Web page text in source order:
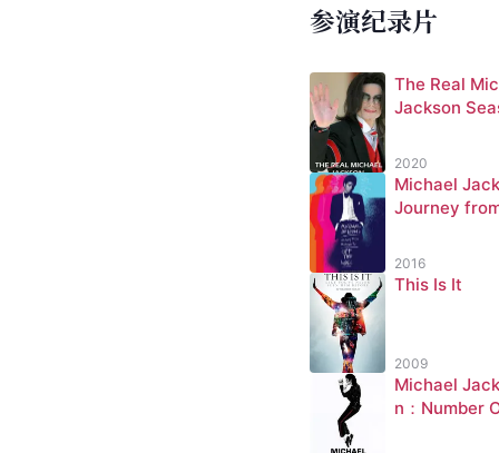
参演纪录片
The Real
Jackson
2020
Michael
Journey
Wall
2016
This Is It
2009
Michael
n：Number